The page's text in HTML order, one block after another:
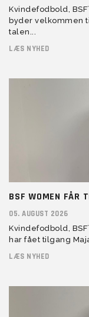
Kvindefodbold,
byder velkommen
talen...
LÆS NYHED
BSF WOMEN FÅR
05. AUGUST 2026
Kvindefodbold,
har fået tilgang
LÆS NYHED